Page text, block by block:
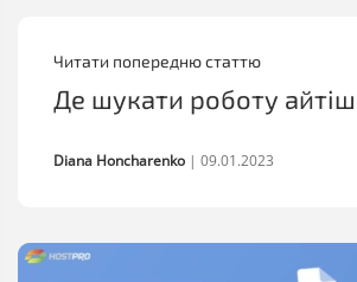
Читати попередню статтю
Де шукати роботу
Diana Honcharenko | 09.01.2023